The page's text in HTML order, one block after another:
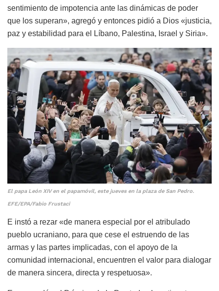
sentimiento de impotencia ante las dinámicas de poder
que los superan», agregó y entonces pidió a Dios «justicia,
paz y estabilidad para el Líbano, Palestina, Israel y Siria».
El papa León XIV en el papamóvil, este jueves en la plaza de San Pedro.
EFE/EPA/Fabio Frustaci
E instó a rezar «de manera especial por el atribulado
pueblo ucraniano, para que cese el estruendo de las
armas y las partes implicadas, con el apoyo de la
comunidad internacional, encuentren el valor para dialogar
de manera sincera, directa y respetuosa».